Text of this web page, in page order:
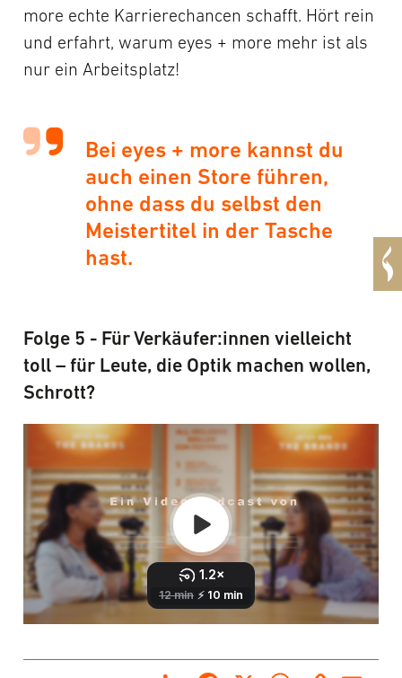
more echte Karrierechancen schafft. Hört rein
und erfahrt, warum eyes + more mehr ist als
nur ein Arbeitsplatz!
Bei eyes + more kannst du
auch einen Store führen,
ohne dass du selbst den
Meistertitel in der Tasche
hast.
Folge 5 - Für Verkäufer:innen vielleicht
toll – für Leute, die Optik machen wollen,
Schrott?